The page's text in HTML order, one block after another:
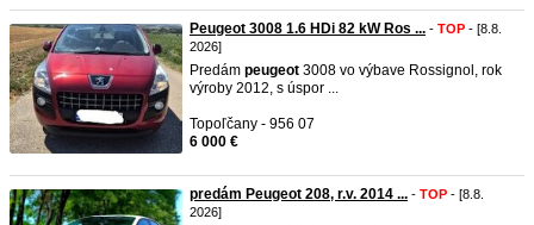
Peugeot 3008 1.6 HDi 82 kW Ros ... - TOP - [8.8.
2026]
Predám peugeot 3008 vo výbave Rossignol, rok
výroby 2012, s úspor ...
Topoľčany - 956 07
6 000 €
predám Peugeot 208, r.v. 2014 ... - TOP - [8.8.
2026]